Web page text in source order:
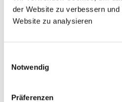
der Website zu verbessern
Website zu analysieren
Notwendig
Präferenzen
Enthält identisches
fünf Ringe, Gleitgel,
2 Jahre Garantie